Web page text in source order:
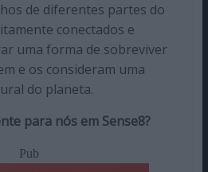
de diferentes partes do
conectados e
uma forma de sobreviver
e os consideram uma
do planeta.
para nós em Sense8?
Pub